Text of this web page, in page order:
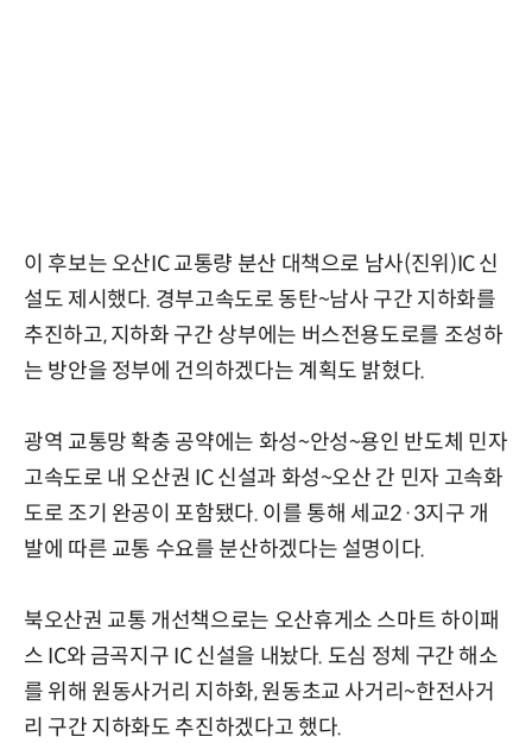
이 후보는 오산IC 교통량 분산 대책으로 남사(진위)IC 신
설도 제시했다. 경부고속도로 동탄~남사 구간 지하화를
추진하고, 지하화 구간 상부에는 버스전용도로를 조성하
는 방안을 정부에 건의하겠다는 계획도 밝혔다.
광역 교통망 확충 공약에는 화성~안성~용인 반도체 민자
고속도로 내 오산권 IC 신설과 화성~오산 간 민자 고속화
도로 조기 완공이 포함됐다. 이를 통해 세교2·3지구 개
발에 따른 교통 수요를 분산하겠다는 설명이다.
북오산권 교통 개선책으로는 오산휴게소 스마트 하이패
스 IC와 금곡지구 IC 신설을 내놨다. 도심 정체 구간 해소
를 위해 원동사거리 지하화, 원동초교 사거리~한전사거
리 구간 지하화도 추진하겠다고 했다.